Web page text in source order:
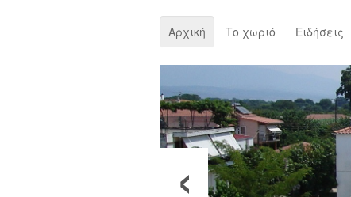
Αρχική Το χωριό Ειδήσεις
‹